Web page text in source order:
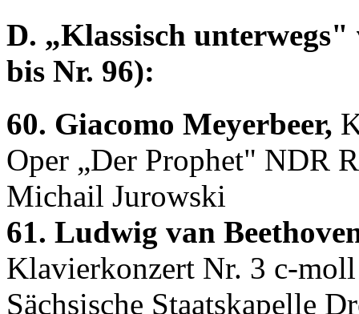
D. „Klassisch
bis Nr. 96):
60. Giacomo Meyerbeer,
Oper „Der Prophet" NDR
Michail Jurowski
61. Ludwig van
Klavierkonzert Nr. 3 c-
Sächsische Staatskapelle